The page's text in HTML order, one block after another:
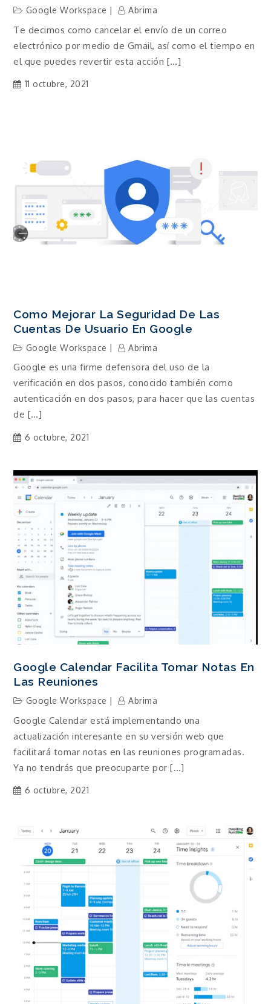
Google Workspace Abrima
Te decimos como cancelar el envío de un correo
electrónico por medio de Gmail, así como el tiempo en
el que puedes revertir esta acción […]
11 octubre, 2021
Como Mejorar La Seguridad De Las
Cuentas De Usuario En Google
Google Workspace Abrima
Google es una firme defensora del uso de la
verificación en dos pasos, conocido también como
autenticación en dos pasos, para hacer que las cuentas
de […]
6 octubre, 2021
Google Calendar Facilita Tomar Notas En
Las Reuniones
Google Workspace Abrima
Google Calendar está implementando una
actualización interesante en su versión web que
facilitará tomar notas en las reuniones programadas.
Ya no tendrás que preocuparte por […]
6 octubre, 2021